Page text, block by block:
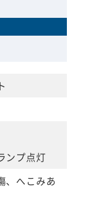
ンプ点灯
、へこみあ